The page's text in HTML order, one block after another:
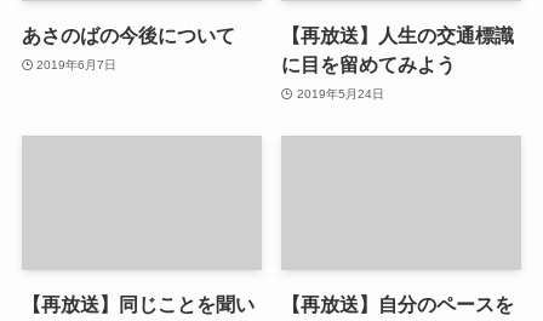
あさのばの今後について
2019年6月7日
【再放送】人生の交通標識
に目を留めてみよう
2019年5月24日
【再放送】同じことを聞い
【再放送】自分のペースを